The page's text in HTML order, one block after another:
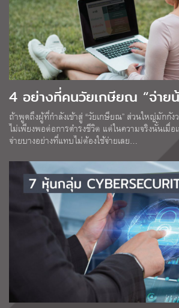
4 อย่างที่คนวัยเกษียณ “จ่าย
ถ้าพูดถึงผู้ที่กำลังเข้าสู่ “วัยเกษียณ” ส่วนใหญ่มักกังว
ไม่เพียงพอต่อการดำรงชีวิต แต่ในความจริงนั้นเมื่
จ่ายบางอย่างที่แทบไม่ต้องใช้จ่ายเลย…